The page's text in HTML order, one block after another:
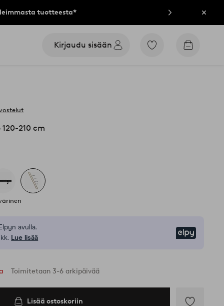
tuotteesta* Sulje
Kirjaudu sisään
Siirry
Siirry
210 cm
avulla.
Lue lisää
Toimitetaan 3-6 arkipäivää
Lisää ostoskoriin